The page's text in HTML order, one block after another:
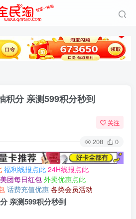
积分 亲测599积分秒到
关注
208 0
福利线报点此 24H线报点此
美团每日红包 外卖优惠点此
话费充值优惠 各类会员活动
亲测599积分秒到